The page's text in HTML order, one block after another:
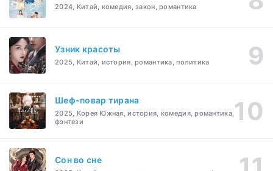
2024, Китай, комедия, закон, романтика
Узник красоты
2025, Китай, история, романтика, политика
Шеф-повар тирана
2025, Корея Южная, история, комедия, романтика,
фэнтези
Cон во сне